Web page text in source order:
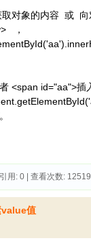
对象的内容 或 向
，
<span id="aa">插
用: 0 | 查看次数: 12519
值